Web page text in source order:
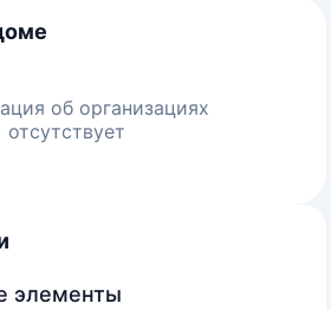
об организациях
отсутствует
элементы